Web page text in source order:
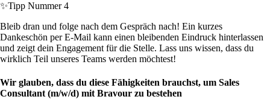
✨Tipp Nummer 4
Bleib dran und folge nach dem Gespräch nach! Ein kurzes
Dankeschön per E-Mail kann einen bleibenden Eindruck hinterlassen
und zeigt dein Engagement für die Stelle. Lass uns wissen, dass du
wirklich Teil unseres Teams werden möchtest!
Wir glauben, dass du diese Fähigkeiten brauchst, um Sales
Consultant (m/w/d) mit Bravour zu bestehen